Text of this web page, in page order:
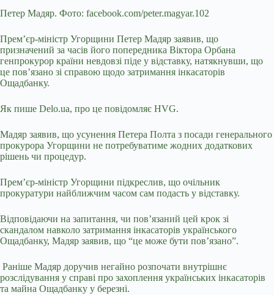
Петер Мадяр. Фото: facebook.com/peter.magyar.102
Премʼєр-міністр Угорщини Петер Мадяр заявив, що
призначений за часів його попередника Віктора Орбана
генпрокурор країни невдовзі піде у відставку, натякнувши, що
це пов’язано зі справою щодо затримання інкасаторів
Ощадбанку.
Як пише Delo.ua, про це повідомляє HVG.
Мадяр заявив, що усунення Петера Полта з посади генерального
прокурора Угорщини не потребуватиме жодних додаткових
рішень чи процедур.
Премʼєр-міністр Угорщини підкреслив, що очільник
прокуратури найближчим часом сам подасть у відставку.
Відповідаючи на запитання, чи пов’язаний цей крок зі
скандалом навколо затримання інкасаторів українського
Ощадбанку, Мадяр заявив, що “це може бути повʼязано”.
Раніше Мадяр доручив негайно розпочати внутрішнє
розслідування у справі про захоплення українських інкасаторів
та майна Ощадбанку у березні.